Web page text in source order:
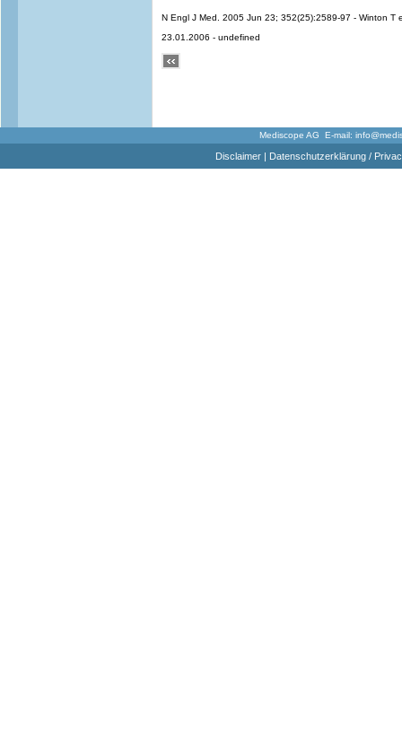
N Engl J Med. 2005 Jun 23; 352(25):2589-97 - Winton T
23.01.2006 - undefined
Mediscope AG E-mail:
Disclaimer| Datenschutzerklärung /